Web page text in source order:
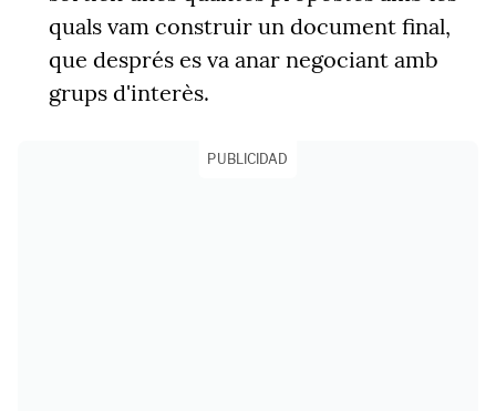
quals vam construir un document final,
que després es va anar negociant amb
grups d'interès.
PUBLICIDAD